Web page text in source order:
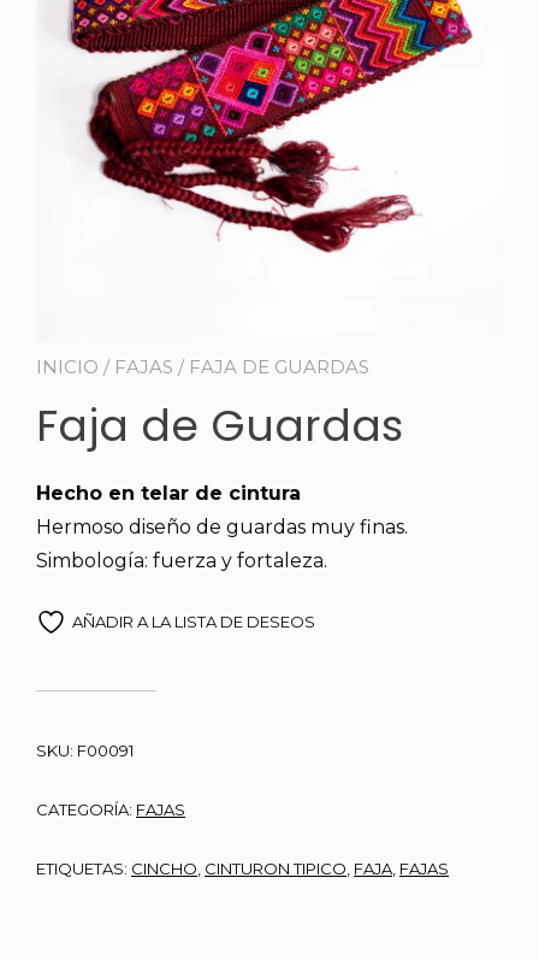
INICIO / FAJAS / FAJA DE GUARDAS
Faja de Guardas
Hecho en telar de cintura
Hermoso diseño de guardas muy finas.
Simbología: fuerza y fortaleza.
AÑADIR A LA LISTA DE DESEOS
SKU: F00091
CATEGORÍA: FAJAS
ETIQUETAS: CINCHO CINTURON TIPICO FAJA FAJAS